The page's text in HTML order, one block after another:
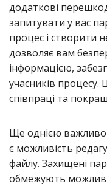
додаткові
запитувати у вас
процес і створити
дозволяє вам
інформацією,
учасників процесу.
співпраці та
Ще однією
є можливість
файлу. Захищені
обмежують